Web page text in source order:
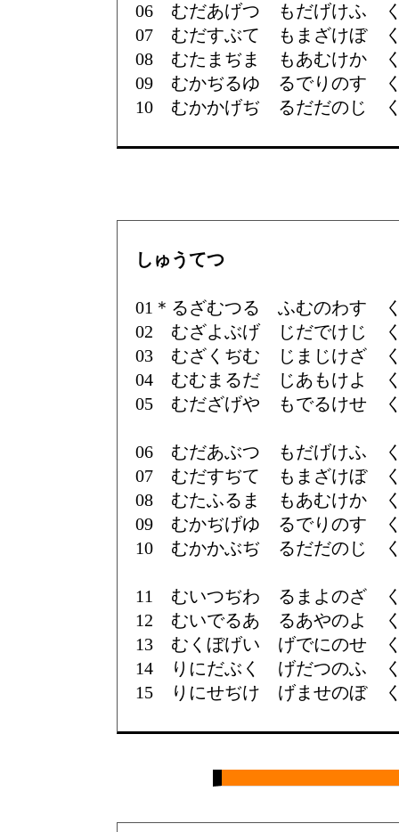
06 むだあげつ もだげけふ
07 むだすぶて もまざけぼ
08 むたまぢま もあむけか
09 むかぢるゆ るでりのす
10 むかかげぢ るだだのじ
しゅうてつ
01＊るざむつる ふむのわす
02 むざよぶげ じだでけじ
03 むざくぢむ じまじけざ
04 むむまるだ じあもけよ
05 むだざげや もでるけせ
06 むだあぶつ もだげけふ
07 むだすぢて もまざけぼ
08 むたふるま もあむけか
09 むかぢげゆ るでりのす
10 むかかぶぢ るだだのじ
11 むいつぢわ るまよのざ
12 むいでるあ るあやのよ
13 むくぼげい げでにのせ
14 りにだぶく げだつのふ
15 りにせぢけ げませのぼ